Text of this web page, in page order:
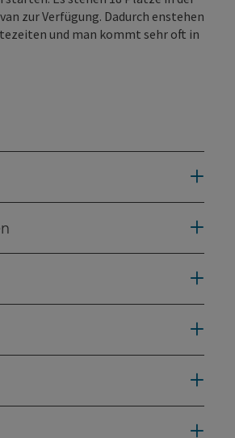
zur Verfügung. Dadurch enstehen
und man kommt sehr oft in